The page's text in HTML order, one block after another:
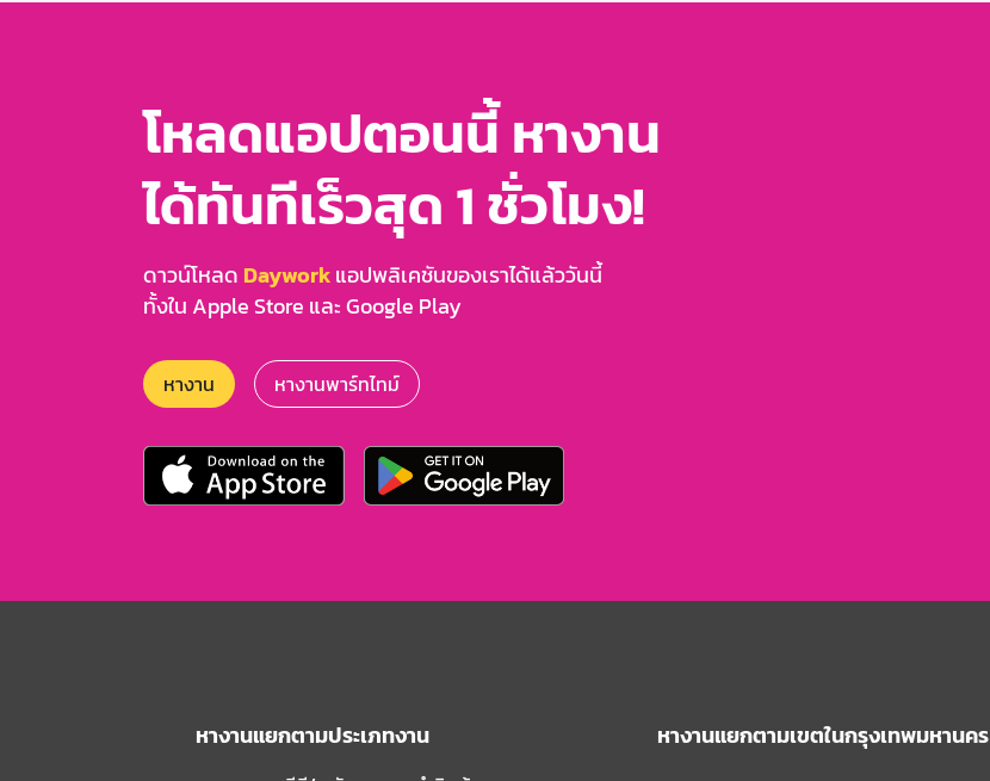
โหลดแอปตอนนี้ หางาน
ได้ทันทีเร็วสุด 1 ชั่วโมง!
ดาวน์โหลด Dayworkแอปพลิเคชันของเราได้แล้ววันนี้
ทั้งใน Apple Store และ Google Play
หางาน หางานพาร์ทไทม์
หางานแยกตามประเภทงาน หางานแยกตามเขตในกรุงเทพมหานคร